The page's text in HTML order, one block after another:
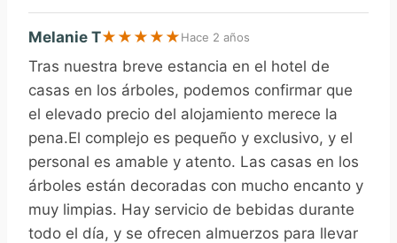
Melanie T★ ★ ★ ★ ★Hace 2 años
Tras nuestra breve estancia en el hotel de
casas en los árboles, podemos confirmar que
el elevado precio del alojamiento merece la
pena.El complejo es pequeño y exclusivo, y el
personal es amable y atento. Las casas en los
árboles están decoradas con mucho encanto y
muy limpias. Hay servicio de bebidas durante
todo el día, y se ofrecen almuerzos para llevar